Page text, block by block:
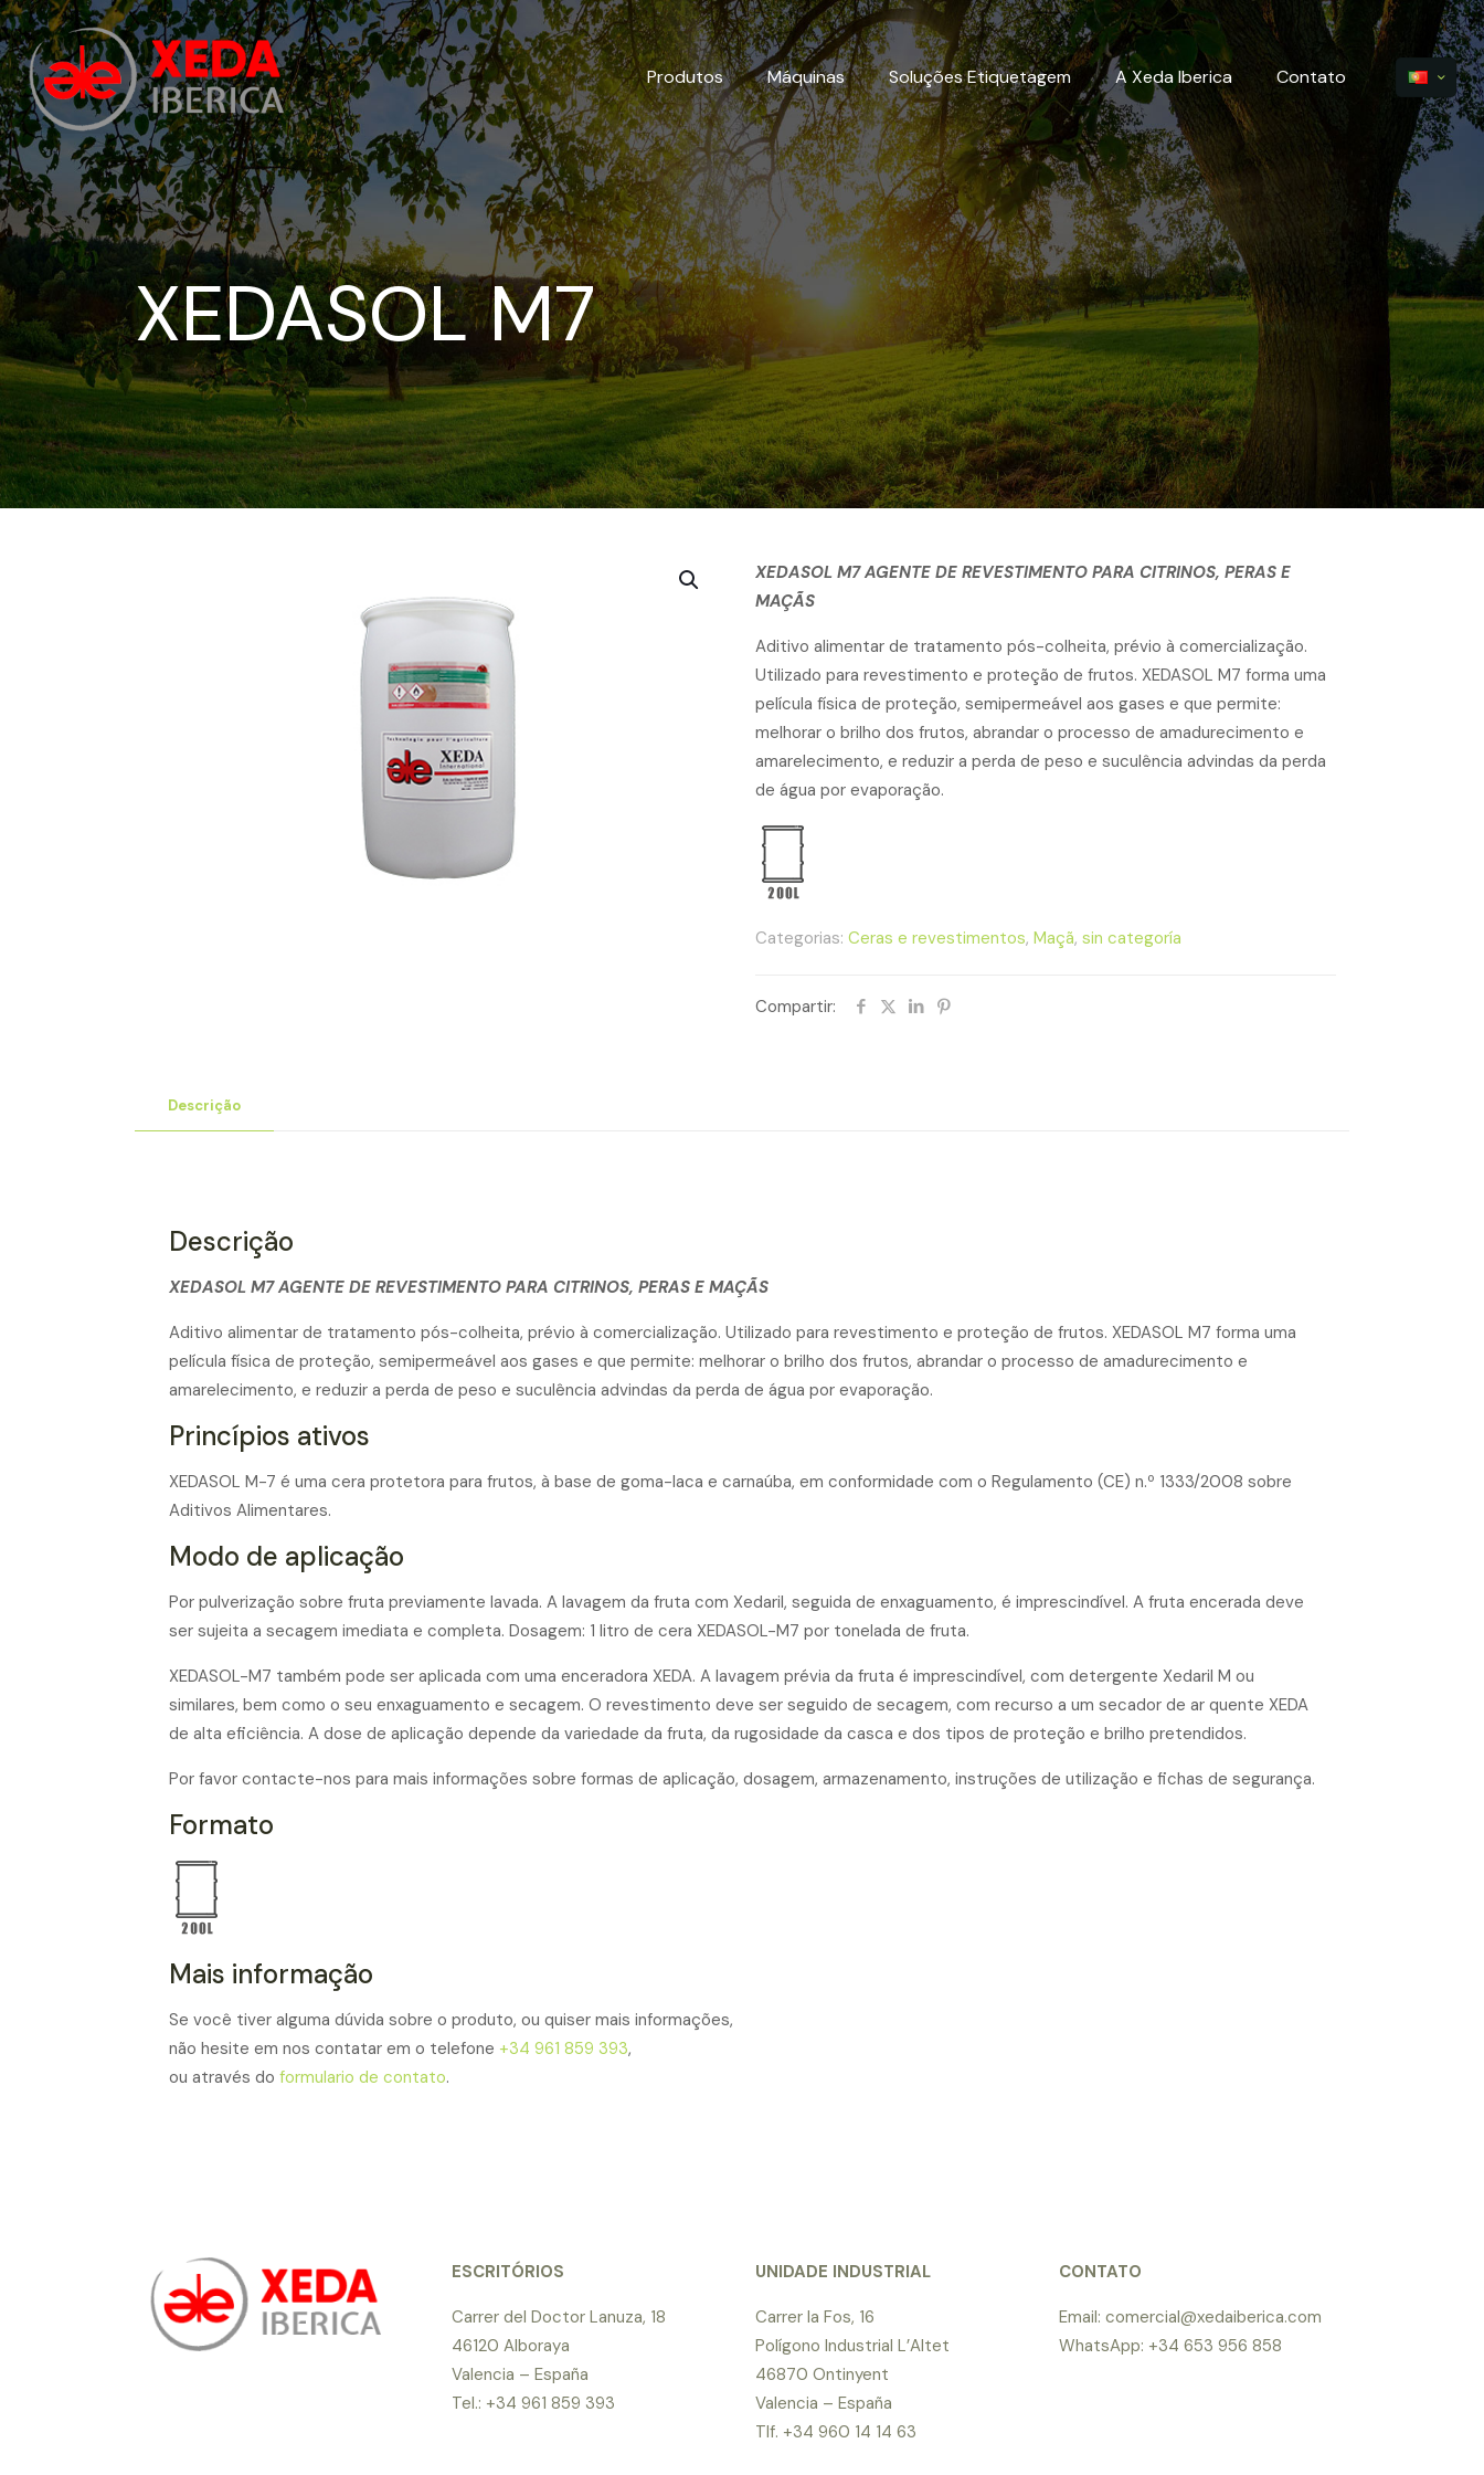
Produtos Máquinas Soluções Etiquetagem A Xeda Iberica Contato
XEDASOL M7
XEDASOL M7 AGENTE DE REVESTIMENTO PARA CITRINOS, PERAS E
MAÇÃS
Aditivo alimentar de tratamento pós-colheita, prévio à comercialização.
Utilizado para revestimento e proteção de frutos. XEDASOL M7 forma uma
película física de proteção, semipermeável aos gases e que permite:
melhorar o brilho dos frutos, abrandar o processo de amadurecimento e
amarelecimento, e reduzir a perda de peso e suculência advindas da perda
de água por evaporação.
Categorias: Ceras e revestimentos, Maçã, sin categoría
Compartir:
Descrição
Descrição
XEDASOL M7 AGENTE DE REVESTIMENTO PARA CITRINOS, PERAS E MAÇÃS
Aditivo alimentar de tratamento pós-colheita, prévio à comercialização. Utilizado para revestimento e proteção de frutos. XEDASOL M7 forma uma
película física de proteção, semipermeável aos gases e que permite: melhorar o brilho dos frutos, abrandar o processo de amadurecimento e
amarelecimento, e reduzir a perda de peso e suculência advindas da perda de água por evaporação.
Princípios ativos
XEDASOL M-7 é uma cera protetora para frutos, à base de goma-laca e carnaúba, em conformidade com o Regulamento (CE) n.º 1333/2008 sobre
Aditivos Alimentares.
Modo de aplicação
Por pulverização sobre fruta previamente lavada. A lavagem da fruta com Xedaril, seguida de enxaguamento, é imprescindível. A fruta encerada deve
ser sujeita a secagem imediata e completa. Dosagem: 1 litro de cera XEDASOL-M7 por tonelada de fruta.
XEDASOL-M7 também pode ser aplicada com uma enceradora XEDA. A lavagem prévia da fruta é imprescindível, com detergente Xedaril M ou
similares, bem como o seu enxaguamento e secagem. O revestimento deve ser seguido de secagem, com recurso a um secador de ar quente XEDA
de alta eficiência. A dose de aplicação depende da variedade da fruta, da rugosidade da casca e dos tipos de proteção e brilho pretendidos.
Por favor contacte-nos para mais informações sobre formas de aplicação, dosagem, armazenamento, instruções de utilização e fichas de segurança.
Formato
Mais informação
Se você tiver alguma dúvida sobre o produto, ou quiser mais informações,
não hesite em nos contatar em o telefone +34 961 859 393,
ou através do formulario de contato.
ESCRITÓRIOS
Carrer del Doctor Lanuza, 18
46120 Alboraya
Valencia – España
Tel.: +34 961 859 393
UNIDADE INDUSTRIAL
Carrer la Fos, 16
Polígono Industrial L’Altet
46870 Ontinyent
Valencia – España
Tlf. +34 960 14 14 63
CONTATO
Email: comercial@xedaiberica.com
WhatsApp: +34 653 956 858